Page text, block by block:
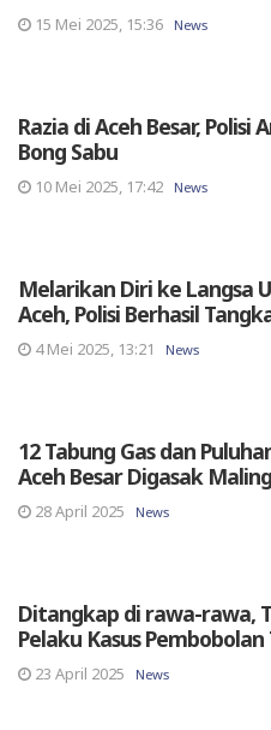
15 Mei 2025, 15:36 News
Razia di Aceh Besar,
Bong Sabu
10 Mei 2025, 17:42 News
Melarikan Diri ke Langsa
Aceh, Polisi Berhasil
4 Mei 2025, 13:21 News
12 Tabung Gas dan
Aceh Besar Digasak Maling
28 April 2025 News
Ditangkap di rawa-rawa,
Pelaku Kasus
23 April 2025 News